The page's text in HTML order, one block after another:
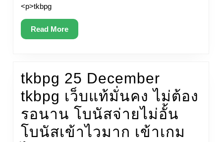
ทุก
คน
Top
63
<p>tkbpg
Read MoreRead
More
tkbpg 25 December
tkbpg เว็บแท้มั่นคง ไม่ต้อง
รอนาน โบนัสจ่ายไม่อั้น
โบนัสเข้าไวมาก เข้าเกม